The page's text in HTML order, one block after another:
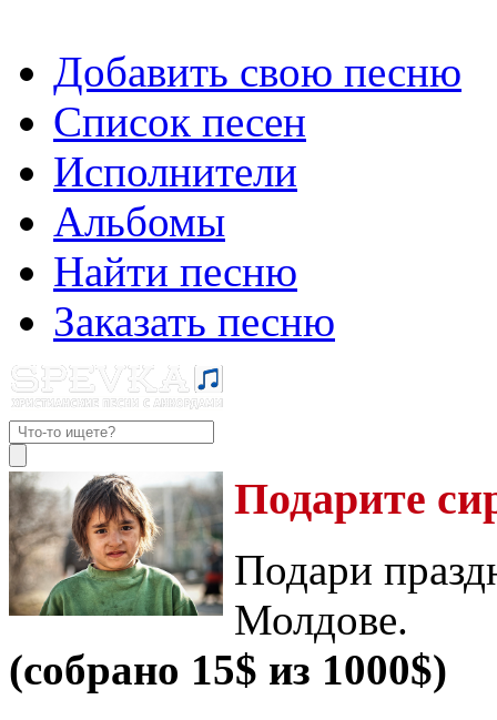
Добавить свою песню
Список песен
Исполнители
Альбомы
Найти песню
Заказать песню
Подарите
Подари
Молдове.
(собрано 15$ из 1000$)